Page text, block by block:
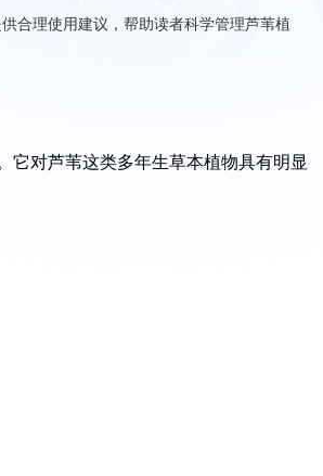
合理使用建议，帮助读者科学管理芦苇植
它对芦苇这类多年生草本植物具有明显